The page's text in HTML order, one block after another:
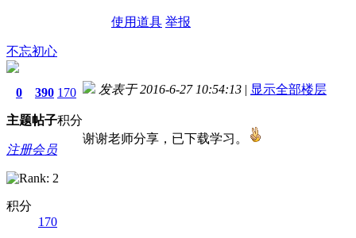
使用道具 举报
不忘初心
0
主题
390
帖子
170
积分
注册会员
积分
170
发表于 2016-6-27 10:54:13 | 显示全部楼层
谢谢老师分享，已下载学习。